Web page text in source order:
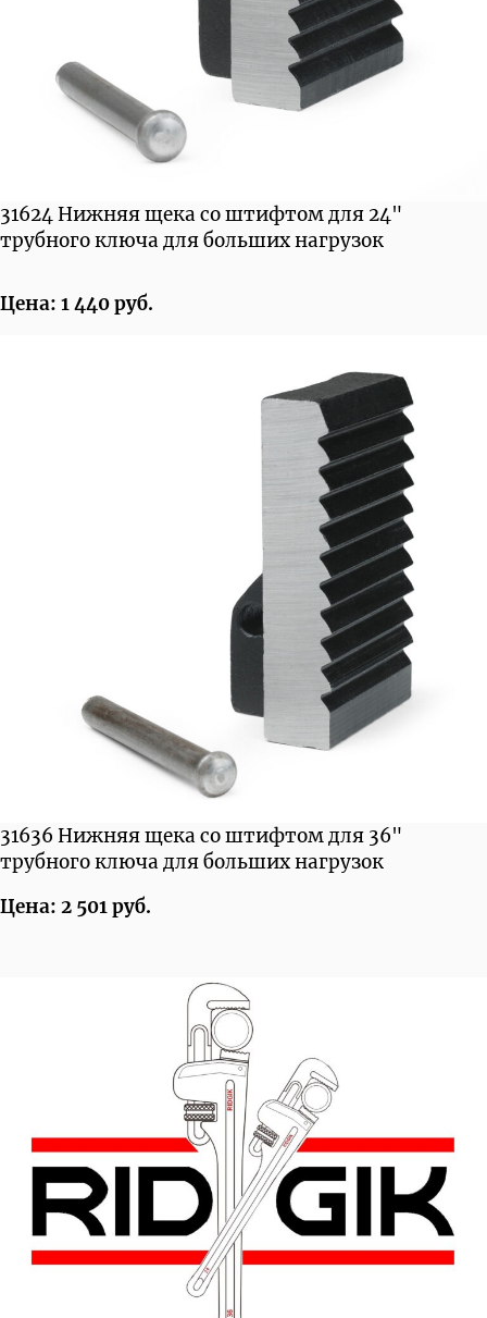
31624 Нижняя щека со штифтом для 24"
трубного ключа для больших нагрузок
Цена: 1 440 руб.
31636 Нижняя щека со штифтом для 36"
трубного ключа для больших нагрузок
Цена: 2 501 руб.